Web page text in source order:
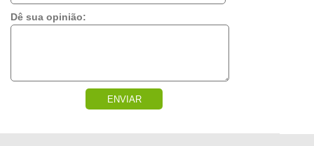
Dê sua opinião:
ENVIAR